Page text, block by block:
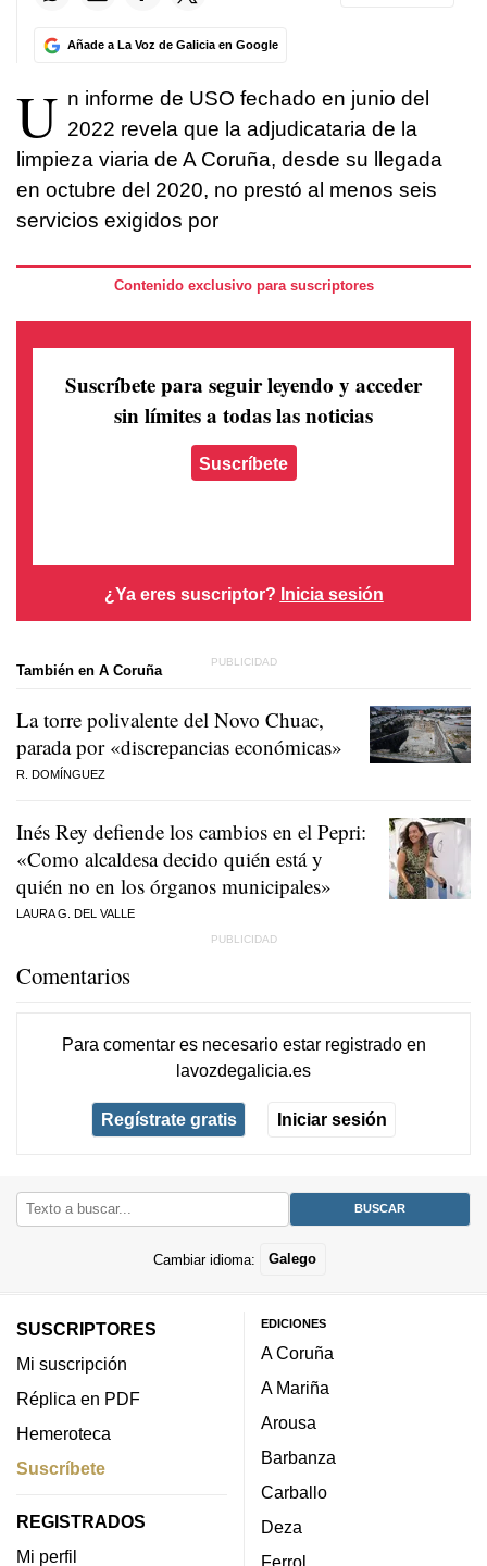
Añade a La Voz de Galicia en Google
U n informe de USO fechado en junio del
2022 revela que la adjudicataria de la
limpieza viaria de A Coruña, desde su llegada
en octubre del 2020, no prestó al menos seis
servicios exigidos por
Contenido exclusivo para suscriptores
Suscríbete para seguir leyendo y acceder
sin límites a todas las noticias
Suscríbete
¿Ya eres suscriptor? Inicia sesión
También en A Coruña
La torre polivalente del Novo Chuac,
parada por «discrepancias económicas»
R. DOMÍNGUEZ
Inés Rey defiende los cambios en el Pepri:
«Como alcaldesa decido quién está y
quién no en los órganos municipales»
LAURA G. DEL VALLE
Comentarios
Para comentar es necesario estar registradoen
lavozdegalicia.es
Regístrate gratis Iniciar sesión
Cambiar idioma: Galego
SUSCRIPTORES
Mi suscripción
Réplica en PDF
Hemeroteca
Suscríbete
REGISTRADOS
Mi perfil
EDICIONES
A Coruña
A Mariña
Arousa
Barbanza
Carballo
Deza
Ferrol